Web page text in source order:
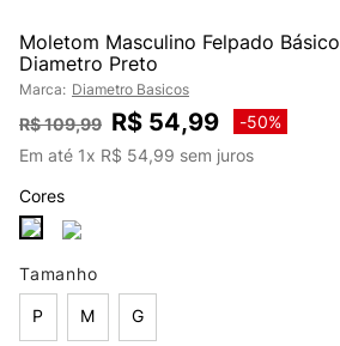
Moletom Masculino Felpado Básico
Diametro Preto
Marca: Diametro Basicos
R$109,99 R$ 54,99 -50%
Em até 1x R$ 54,99 sem juros
Cores
Tamanho
P M G